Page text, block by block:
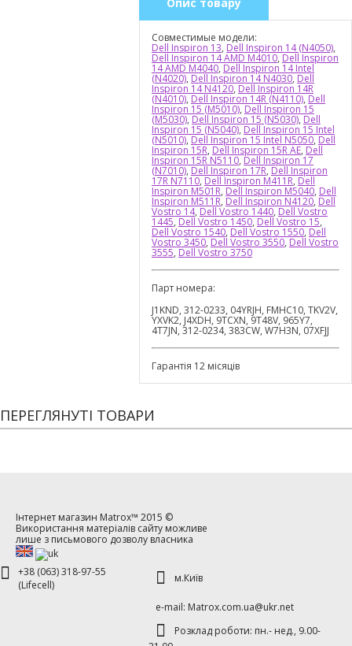
Совместимые модели:
Dell Inspiron 13, Dell Inspiron 14 (N4050),
Dell Inspiron 14 AMD M4010, Dell Inspiron
14 AMD M4040, Dell Inspiron 14 Intel
(N4020), Dell Inspiron 14 N4030, Dell
Inspiron 14 N4120, Dell Inspiron 14R
(N4010), Dell Inspiron 14R (N4110), Dell
Inspiron 15 (M5010), Dell Inspiron 15
(M5030), Dell Inspiron 15 (N5030), Dell
Inspiron 15 (N5040), Dell Inspiron 15 Intel
(N5010), Dell Inspiron 15 Intel N5050, Dell
Inspiron 15R, Dell Inspiron 15R AE, Dell
Inspiron 15R N5110, Dell Inspiron 17
(N7010), Dell Inspiron 17R, Dell Inspiron
17R N7110, Dell Inspiron M411R, Dell
Inspiron M501R, Dell Inspiron M5040, Dell
Inspiron M511R, Dell Inspiron N4120, Dell
Vostro 14, Dell Vostro 1440, Dell Vostro
1445, Dell Vostro 1450, Dell Vostro 15,
Dell Vostro 1540, Dell Vostro 1550, Dell
Vostro 3450, Dell Vostro 3550, Dell Vostro
3555, Dell Vostro 3750
Парт номера:
J1KND, 312-0233, 04YRJH, FMHC10, TKV2V,
YXVK2, J4XDH, 9TCXN, 9T48V, 965Y7,
4T7JN, 312-0234, 383CW, W7H3N, 07XFJJ
Гарантія 12 місяців
ПЕРЕГЛЯНУТІ ТОВАРИ
Інтернет магазин Matrox™ 2015 ©
Використання матеріалів сайту можливе
лише з письмового дозволу власника
+38 (063) 318-97-55
(Lifecell)
м.Київ
е-mаil: Matrox.com.ua@ukr.net
Розклад роботи: пн.- нед., 9.00-